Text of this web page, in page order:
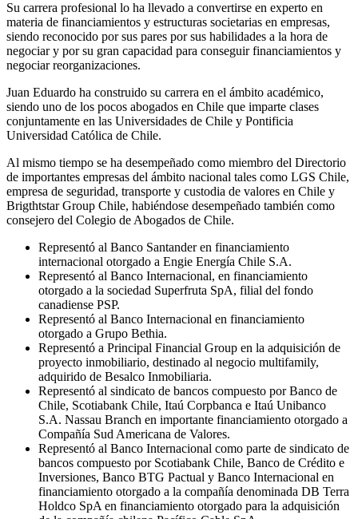
Su carrera profesional lo ha llevado a convertirse en experto en
materia de financiamientos y estructuras societarias en empresas,
siendo reconocido por sus pares por sus habilidades a la hora de
negociar y por su gran capacidad para conseguir financiamientos y
negociar reorganizaciones.
Juan Eduardo ha construido su carrera en el ámbito académico,
siendo uno de los pocos abogados en Chile que imparte clases
conjuntamente en las Universidades de Chile y Pontificia
Universidad Católica de Chile.
Al mismo tiempo se ha desempeñado como miembro del Directorio
de importantes empresas del ámbito nacional tales como LGS Chile,
empresa de seguridad, transporte y custodia de valores en Chile y
Brigthtstar Group Chile, habiéndose desempeñado también como
consejero del Colegio de Abogados de Chile.
Representó al Banco Santander en financiamiento
internacional otorgado a Engie Energía Chile S.A.
Representó al Banco Internacional, en financiamiento
otorgado a la sociedad Superfruta SpA, filial del fondo
canadiense PSP.
Representó al Banco Internacional en financiamiento
otorgado a Grupo Bethia.
Representó a Principal Financial Group en la adquisición de
proyecto inmobiliario, destinado al negocio multifamily,
adquirido de Besalco Inmobiliaria.
Representó al sindicato de bancos compuesto por Banco de
Chile, Scotiabank Chile, Itaú Corpbanca e Itaú Unibanco
S.A. Nassau Branch en importante financiamiento otorgado a
Compañía Sud Americana de Valores.
Representó al Banco Internacional como parte de sindicato de
bancos compuesto por Scotiabank Chile, Banco de Crédito e
Inversiones, Banco BTG Pactual y Banco Internacional en
financiamiento otorgado a la compañía denominada DB Terra
Holdco SpA en financiamiento otorgado para la adquisición